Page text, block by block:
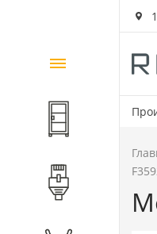
Каталог
товаров
Шкафы и